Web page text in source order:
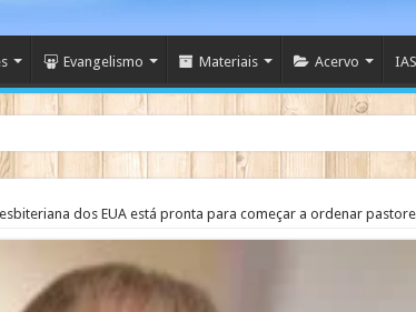
Evangelismo Materiais Acervo
dos EUA está pronta para começar a ordenar